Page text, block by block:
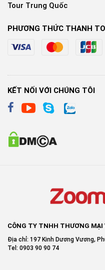
Tour Trung Quốc
PHƯƠNG THỨC THANH
KẾT NỐI VỚI CHÚNG TÔI
CÔNG TY TNHH THƯƠNG MẠI
Địa chỉ: 197 Kinh Dương Vương,
Tel: 0903 90 90 74